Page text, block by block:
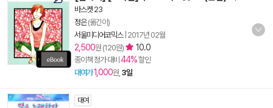
바스켓 23
정은(옮긴이)
서울미디어코믹스| 2017년 02월
2,500원 (120원) 10.0
종이책 정가 대비 44%할인
대여가1,000원, 3일
대여